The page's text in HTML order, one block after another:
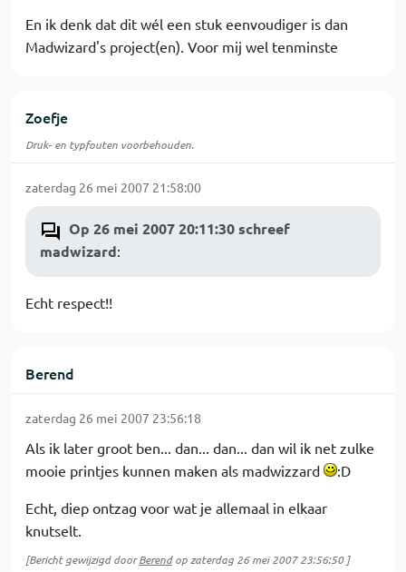
En ik denk dat dit wél een stuk eenvoudiger is dan
Madwizard's project(en). Voor mij wel tenminste
Zoefje
Druk- en typfouten voorbehouden.
zaterdag 26 mei 2007 21:58:00
Op 26 mei 2007 20:11:30 schreef
madwizard:
Echt respect!!
Berend
zaterdag 26 mei 2007 23:56:18
Als ik later groot ben... dan... dan... dan wil ik net zulke
mooie printjes kunnen maken als madwizzard
:D
Echt, diep ontzag voor wat je allemaal in elkaar
knutselt.
[Bericht gewijzigd doorBerendop zaterdag 26 mei 2007 23:56:50]